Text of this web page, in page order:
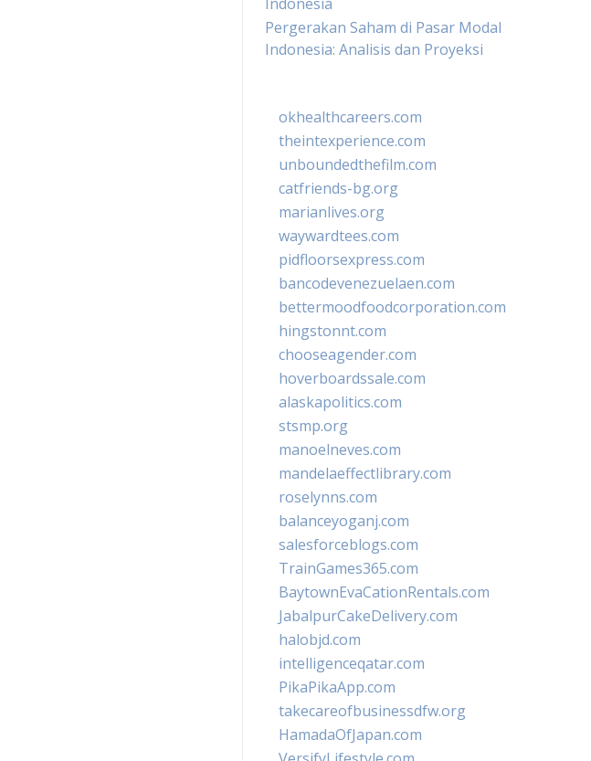
Pergerakan Saham di Pasar Modal
Indonesia: Analisis dan Proyeksi
okhealthcareers.com
theintexperience.com
unboundedthefilm.com
catfriends-bg.org
marianlives.org
waywardtees.com
pidfloorsexpress.com
bancodevenezuelaen.com
bettermoodfoodcorporation.com
hingstonnt.com
chooseagender.com
hoverboardssale.com
alaskapolitics.com
stsmp.org
manoelneves.com
mandelaeffectlibrary.com
roselynns.com
balanceyoganj.com
salesforceblogs.com
TrainGames365.com
BaytownEvaCationRentals.com
JabalpurCakeDelivery.com
halobjd.com
intelligenceqatar.com
PikaPikaApp.com
takecareofbusinessdfw.org
HamadaOfJapan.com